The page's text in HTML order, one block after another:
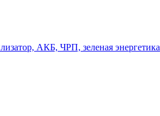
АКБ, ЧРП, зеленая энергетика